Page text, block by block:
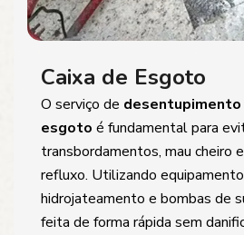
Caixa de Esgoto
O serviço de desentupimento
esgoto é fundamental para
transbordamentos, mau cheiro
refluxo. Utilizando
hidrojateamento e bombas de
feita de forma rápida sem